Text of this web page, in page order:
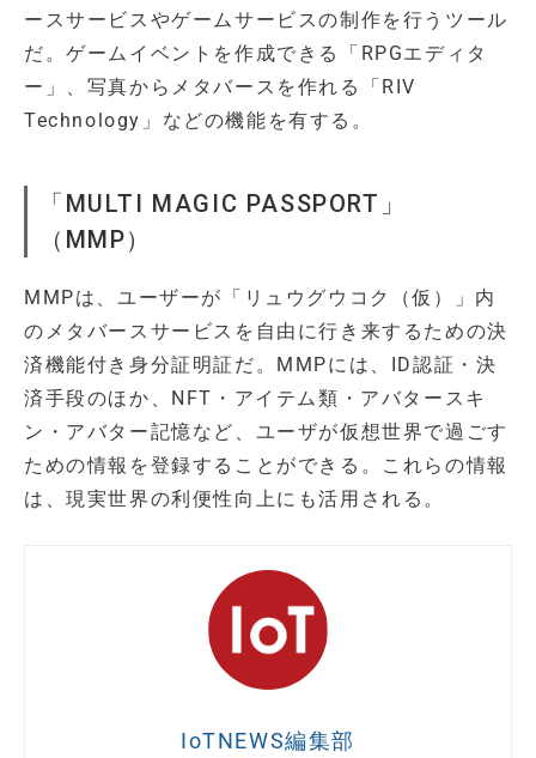
ースサービスやゲームサービスの制作を行うツール
だ。ゲームイベントを作成できる「RPGエディタ
ー」、写真からメタバースを作れる「RIV
Technology」などの機能を有する。
「MULTI MAGIC PASSPORT」
（MMP）
MMPは、ユーザーが「リュウグウコク（仮）」内
のメタバースサービスを自由に行き来するための決
済機能付き身分証明証だ。MMPには、ID認証・決
済手段のほか、NFT・アイテム類・アバタースキ
ン・アバター記憶など、ユーザが仮想世界で過ごす
ための情報を登録することができる。これらの情報
は、現実世界の利便性向上にも活用される。
IoTNEWS編集部